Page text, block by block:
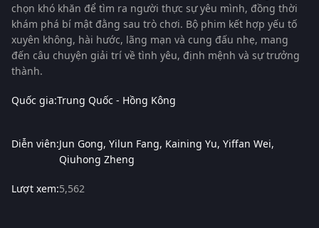
chọn khó khăn để tìm ra người thực sự yêu mình, đồng thời
khám phá bí mật đằng sau trò chơi. Bộ phim kết hợp yếu tố
xuyên không, hài hước, lãng mạn và cung đấu nhẹ, mang
đến câu chuyện giải trí về tình yêu, định mệnh và sự trưởng
thành.
Quốc gia:Trung Quốc - Hồng Kông
Diễn viên:Jun Gong Yilun Fang Kaining Yu Yiffan Wei
Qiuhong Zheng
Lượt xem:5,562